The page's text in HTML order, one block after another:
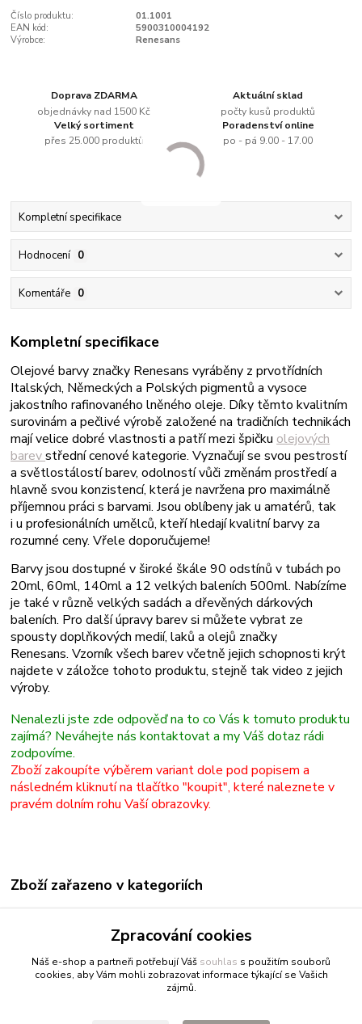
Číslo produktu:
01.1001
EAN kód:
5900310004192
Výrobce:
Renesans
Doprava ZDARMA
objednávky nad 1500 Kč
Aktuální sklad
počty kusů produktů
Velký sortiment
přes 25.000 produktů
Poradenství online
po - pá 9.00 - 17.00
Kompletní specifikace
Hodnocení 0
Komentáře 0
Kompletní specifikace
Olejové barvy značky Renesans vyráběny z prvotřídních
Italských, Německých a Polských pigmentů a vysoce
jakostního rafinovaného lněného oleje. Díky těmto kvalitním
surovinám a pečlivé výrobě založené na tradičních technikách
mají velice dobré vlastnosti a patří mezi špičku olejových
barevstřední cenové kategorie. Vyznačují se svoupestrostí
a světlostálostí barev, odolností vůči změnám prostředí a
hlavně svou konzistencí, která je navržena pro maximálně
příjemnou práci s barvami.Jsou oblíbeny jak u amatérů, tak
i u profesionálních umělců, kteří hledají kvalitní barvy za
rozumné ceny. Vřele doporučujeme!
Barvy jsou dostupné v široké škále 90 odstínů v tubách po
20ml, 60ml, 140ml a 12 velkých baleních 500ml. Nabízíme
je také v různě velkých sadách a dřevěných dárkových
baleních. Pro další úpravy barev si můžete vybrat ze
spousty doplňkových medií, laků a olejů značky
Renesans.Vzorník všech barev včetně jejich schopnosti krýt
najdete v záložce tohoto produktu, stejně tak video z jejich
výroby.
Nenalezli jste zde odpověď na to co Vás k tomuto produktu
zajímá? Neváhejte nás kontaktovat a my Váš dotaz rádi
zodpovíme.
Zboží zakoupíte výběrem variant dole pod popisem a
následném kliknutí na tlačítko "koupit", které naleznete v
pravém dolním rohu Vaší obrazovky.
Zboží zařazeno v kategoriích
Olejové barvy jednotlivěZpracování cookies
Náš e-shop a partneři potřebují Váš souhlas s použitím souborů
cookies, aby Vám mohli zobrazovat informace týkající se Vašich
zájmů.